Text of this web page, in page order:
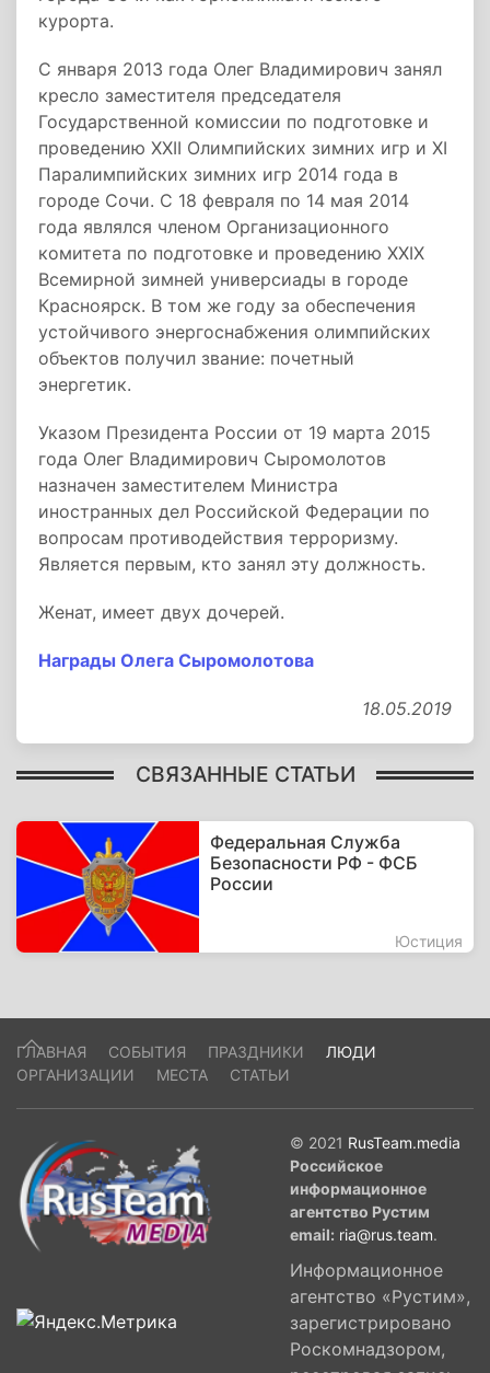
курорта.
С января 2013 года Олег Владимирович занял
кресло заместителя председателя
Государственной комиссии по подготовке и
проведению XXII Олимпийских зимних игр и XI
Паралимпийских зимних игр 2014 года в
городе Сочи. С 18 февраля по 14 мая 2014
года являлся членом Организационного
комитета по подготовке и проведению XXIX
Всемирной зимней универсиады в городе
Красноярск. В том же году за обеспечения
устойчивого энергоснабжения олимпийских
объектов получил звание: почетный
энергетик.
Указом Президента России от 19 марта 2015
года Олег Владимирович Сыромолотов
назначен заместителем Министра
иностранных дел Российской Федерации по
вопросам противодействия терроризму.
Является первым, кто занял эту должность.
Женат, имеет двух дочерей.
Награды Олега Сыромолотова
18.05.2019
СВЯЗАННЫЕ СТАТЬИ
Федеральная Служба
Безопасности РФ - ФСБ
России
Юстиция
ГЛАВНАЯ СОБЫТИЯ ПРАЗДНИКИ
ЛЮДИ
ОРГАНИЗАЦИИ
МЕСТА СТАТЬИ
© 2021 RusTeam.media
Российское
информационное
агентство Рустим
email: ria@rus.team.
Информационное
агентство «Рустим»,
зарегистрировано
Роскомнадзором,